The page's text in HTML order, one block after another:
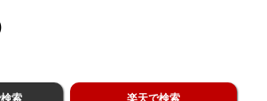
索 楽天で検索